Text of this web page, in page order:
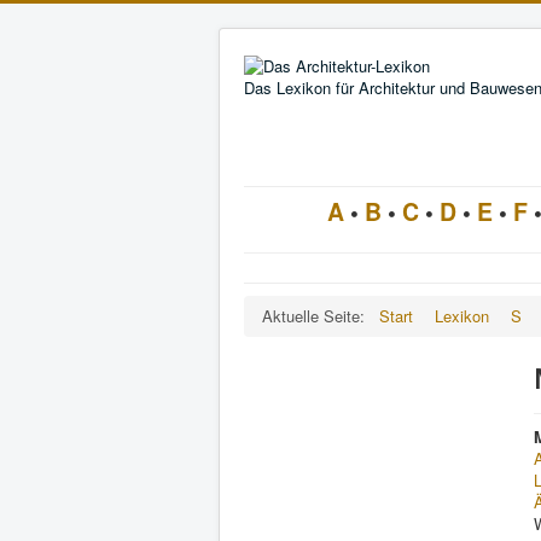
Das Lexikon für Architektur und Bauwesen
A • B • C • D • E • F
Aktuelle Seite: Start Lexikon S